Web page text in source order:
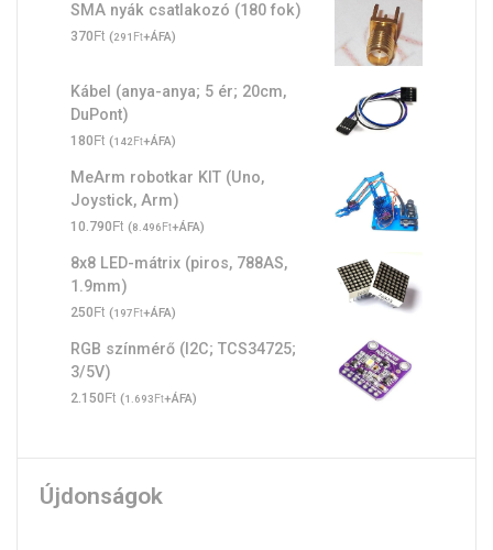
SMA nyák csatlakozó (180 fok)
370Ft (291 Ft+ÁFA)
Kábel (anya-anya; 5 ér; 20cm,
DuPont)
180Ft (142Ft+ÁFA)
MeArm robotkar KIT (Uno,
Joystick, Arm)
10.790Ft (8.496Ft+ÁFA)
8x8 LED-mátrix (piros, 788AS,
1.9mm)
250Ft (197Ft+ÁFA)
RGB színmérő (I2C; TCS34725;
3/5V)
2.150Ft (1.693Ft+ÁFA)
Újdonságok